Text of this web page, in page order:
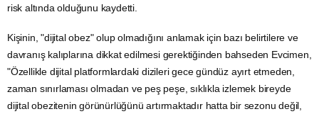
risk altında olduğunu kaydetti.
Kişinin, "dijital obez" olup olmadığını anlamak için bazı belirtilere ve
davranış kalıplarına dikkat edilmesi gerektiğinden bahseden Evcimen,
"Özellikle dijital platformlardaki dizileri gece gündüz ayırt etmeden,
zaman sınırlaması olmadan ve peş peşe, sıklıkla izlemek bireyde
dijital obezitenin görünürlüğünü artırmaktadır hatta bir sezonu değil,